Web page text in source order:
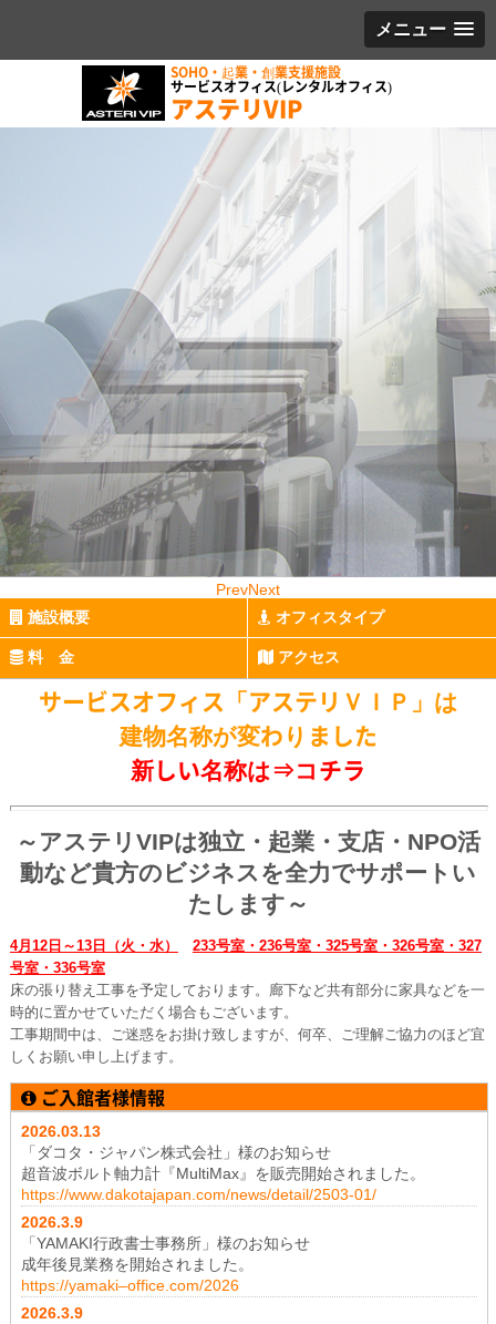
メニュー
SOHO・起業・創業支援施設
サービスオフィス(レンタルオフィス)
アステリVIP
PrevNext
施設概要
オフィスタイプ
料 金 アクセス
サービスオフィス「アステリＶＩＰ」は
建物名称が変わりました
新しい名称は⇒コチラ
～アステリVIPは独立・起業・支店・NPO活
動など貴方のビジネスを全力でサポートい
たします～
4月12日～13日（火・水）
233号室・236号室・325号室・326号室・327
号室・336号室
床の張り替え工事を予定しております。廊下など共有部分に家具などを一
時的に置かせていただく場合もございます。
工事期間中は、ご迷惑をお掛け致しますが、何卒、ご理解ご協力のほど宜
しくお願い申し上げます。
ご入館者様情報
2026.03.13
「ダコタ・ジャパン株式会社」様のお知らせ
超音波ボルト軸力計『MultiMax』を販売開始されました。
https://www.dakotajapan.com/news/detail/2503-01/
2026.3.9
「YAMAKI行政書士事務所」様のお知らせ
成年後見業務を開始されました。
https://yamaki–office.com/2026
2026.3.9